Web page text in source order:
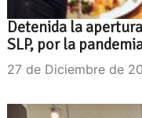
Detenida la
SLP, por la
27 de Diciembre de